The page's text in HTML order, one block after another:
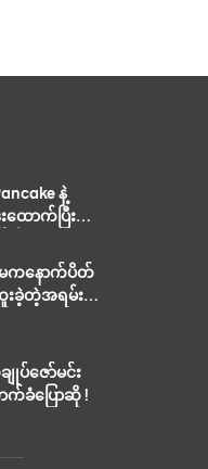
နဲ့
ထောက်ပြီး
န်တဲ့ ပုံရိပ်တွေ
ကနောက်ပိတ်
းခဲ့တဲ့အရမ်း
ပ်ဇော်မင်း
ခံပြောဆို !